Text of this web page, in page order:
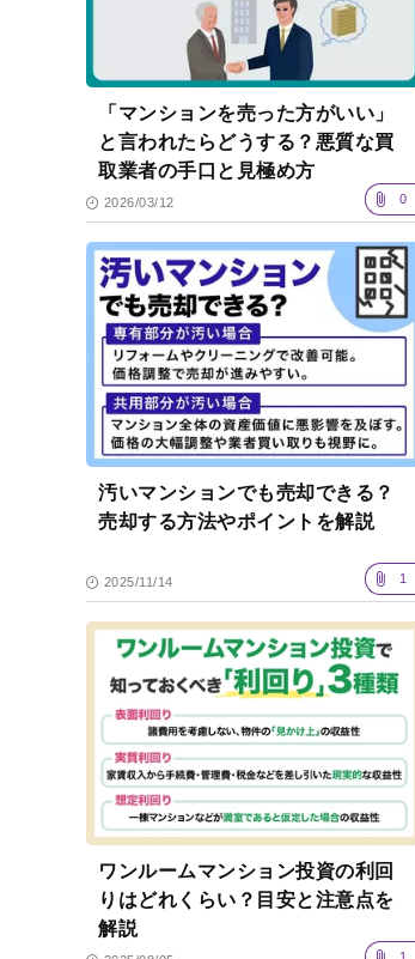
「マンションを売った方がいい」
と言われたらどうする？悪質な買
取業者の手口と見極め方
2026/03/12 0
汚いマンションでも売却できる？
売却する方法やポイントを解説
2025/11/14 1
ワンルームマンション投資の利回
りはどれくらい？目安と注意点を
解説